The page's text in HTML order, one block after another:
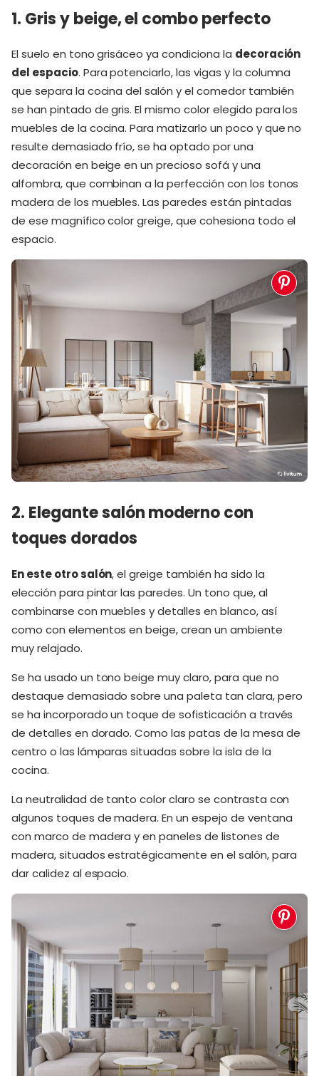
1. Gris y beige, el combo perfecto
El suelo en tono grisáceo ya condiciona la decoración
del espacio. Para potenciarlo, las vigas y la columna
que separa la cocina del salón y el comedor también
se han pintado de gris. El mismo color elegido para los
muebles de la cocina. Para matizarlo un poco y que no
resulte demasiado frío, se ha optado por una
decoración en beige en un precioso sofá y una
alfombra, que combinan a la perfección con los tonos
madera de los muebles. Las paredes están pintadas
de ese magnífico color greige, que cohesiona todo el
espacio.
2. Elegante salón moderno con
toques dorados
En este otro salón, el greige también ha sido la
elección para pintar las paredes. Un tono que, al
combinarse con muebles y detalles en blanco, así
como con elementos en beige, crean un ambiente
muy relajado.
Se ha usado un tono beige muy claro, para que no
destaque demasiado sobre una paleta tan clara, pero
se ha incorporado un toque de sofisticación a través
de detalles en dorado. Como las patas de la mesa de
centro o las lámparas situadas sobre la isla de la
cocina.
La neutralidad de tanto color claro se contrasta con
algunos toques de madera. En un espejo de ventana
con marco de madera y en paneles de listones de
madera, situados estratégicamente en el salón, para
dar calidez al espacio.